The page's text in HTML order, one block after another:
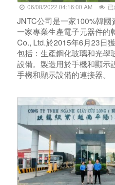
06/08/2022 04:16:00 AM
JNTC公司是一家100%韓
一家專業生產電子元器件的
Co., Ltd.於2015年6月23日
包括：生產鋼化玻璃和光學
設備。製造用於手機和顯示
手機和顯示設備的連接器。